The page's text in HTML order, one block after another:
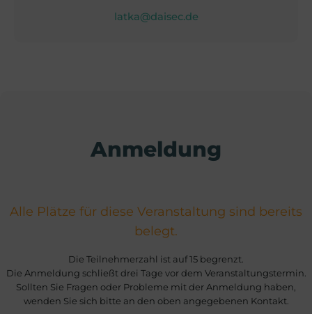
latka@daisec.de
Anmeldung
Alle Plätze für diese Veranstaltung sind bereits
belegt.
Die Teilnehmerzahl ist auf 15 begrenzt.
Die Anmeldung schließt drei Tage vor dem Veranstaltungstermin.
Sollten Sie Fragen oder Probleme mit der Anmeldung haben,
wenden Sie sich bitte an den oben angegebenen Kontakt.